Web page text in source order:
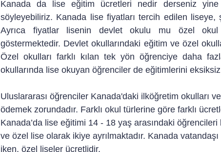
Kanada da lise eğitim ücretleri nedir derseniz yine
söyleyebiliriz. Kanada lise fiyatları tercih edilen liseye,
Ayrıca fiyatlar lisenin devlet okulu mu özel okul
göstermektedir. Devlet okullarındaki eğitim ve özel
Özel okulları farklı kılan tek yön öğrenciye daha
okullarında lise okuyan öğrenciler de eğitimlerini
Uluslararası öğrenciler Kanada'daki ilköğretim okulları
ödemek zorundadır. Farklı okul türlerine göre farklı
Kanada’da lise eğitimi 14 - 18 yaş arasındaki
ve özel lise olarak ikiye ayrılmaktadır. Kanada
iken, özel liseler ücretlidir.